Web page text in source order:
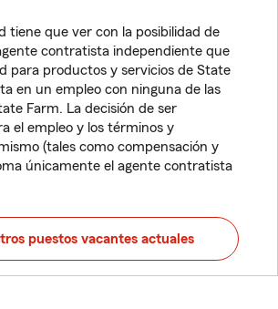
tiene que ver con la posibilidad de
contratista independiente que
para productos y servicios de State
en un empleo con ninguna de las
Farm. La decisión de ser
el empleo y los términos y
(tales como compensación y
únicamente el agente contratista
puestos vacantes actuales